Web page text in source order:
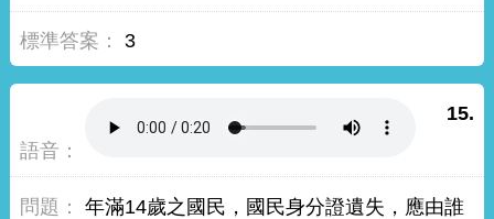
3
15.
年滿14歲之國民，國民身分證遺失，應由誰